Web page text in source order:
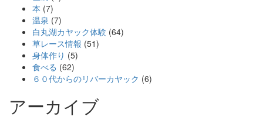
本 (7)
温泉 (7)
白丸湖カヤック体験 (64)
草レース情報 (51)
身体作り (5)
食べる (62)
６０代からのリバーカヤック (6)
アーカイブ